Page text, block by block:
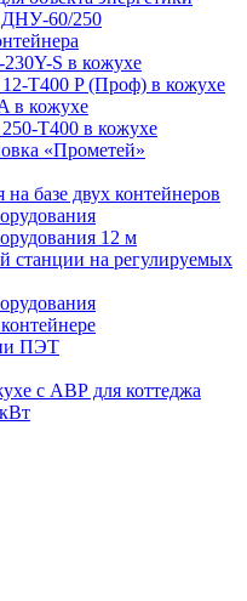
ДНУ-60/250
230Y-S в кожухе
Т400 P (Проф) в кожухе
в кожухе
Т400 в кожухе
«Прометей»
базе двух контейнеров
12 м
станции на регулируемых
ПЭТ
с АВР для коттеджа